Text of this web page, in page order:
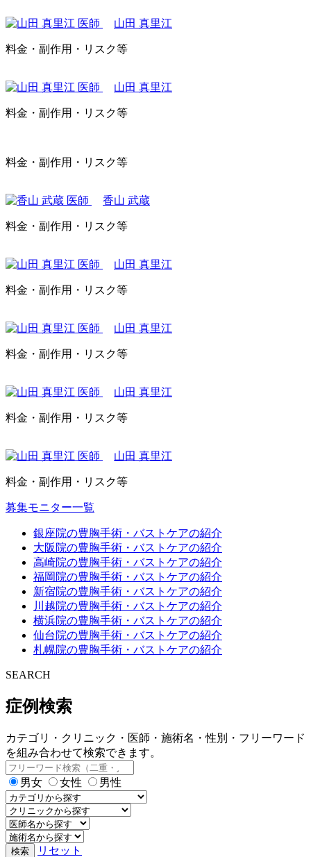
山田 真里江
料金・副作用・リスク等
山田 真里江
料金・副作用・リスク等
料金・副作用・リスク等
香山 武蔵
料金・副作用・リスク等
山田 真里江
料金・副作用・リスク等
山田 真里江
料金・副作用・リスク等
山田 真里江
料金・副作用・リスク等
山田 真里江
料金・副作用・リスク等
募集モニター一覧
銀座院の豊胸手術・バストケアの紹介
大阪院の豊胸手術・バストケアの紹介
高崎院の豊胸手術・バストケアの紹介
福岡院の豊胸手術・バストケアの紹介
新宿院の豊胸手術・バストケアの紹介
川越院の豊胸手術・バストケアの紹介
横浜院の豊胸手術・バストケアの紹介
仙台院の豊胸手術・バストケアの紹介
札幌院の豊胸手術・バストケアの紹介
SEARCH
症例検索
カテゴリ・クリニック・医師・施術名・性別・フリーワード
を組み合わせて検索できます。
男女 女性 男性
検索 リセット